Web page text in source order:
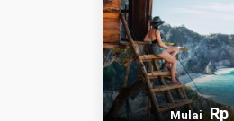
Mulai Rp